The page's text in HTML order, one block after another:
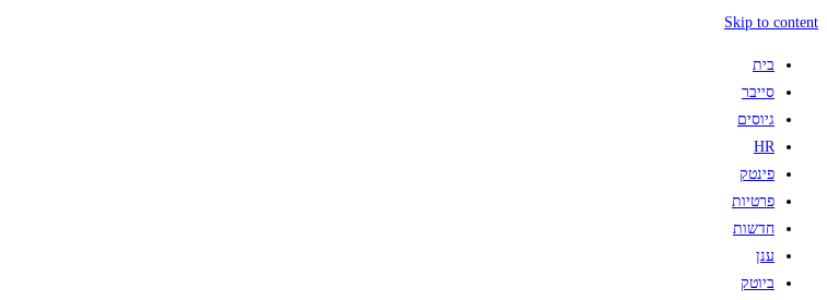
Skip to content
בית
סייבר
גיוסים
HR
פינטק
פרטיות
חדשות
ענן
ביוטק